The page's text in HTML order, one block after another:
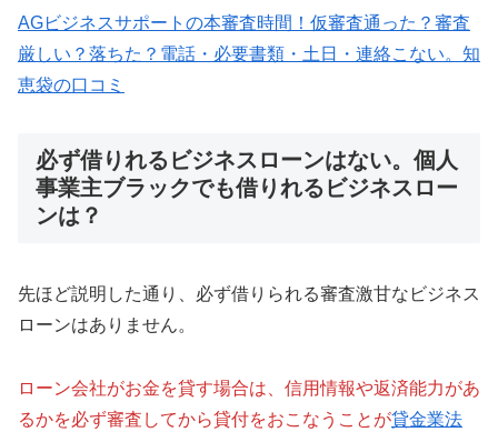
AGビジネスサポートの本審査時間！仮審査通った？審査
厳しい？落ちた？電話・必要書類・土日・連絡こない。知
恵袋の口コミ
必ず借りれるビジネスローンはない。個人
事業主ブラックでも借りれるビジネスロー
ンは？
先ほど説明した通り、必ず借りられる審査激甘なビジネス
ローンはありません。
ローン会社がお金を貸す場合は、信用情報や返済能力があ
るかを必ず審査してから貸付をおこなうことが貸金業法